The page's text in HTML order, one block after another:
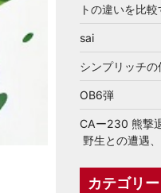
トの違いを比較
sai
シンプリッチ
OB6弾
CAー230 熊撃
野生との遭遇
カテゴリー